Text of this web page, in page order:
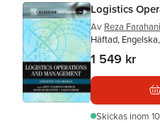
Logistics
Av Reza Farahani
Häftad,
1 549 kr
Skickas inom